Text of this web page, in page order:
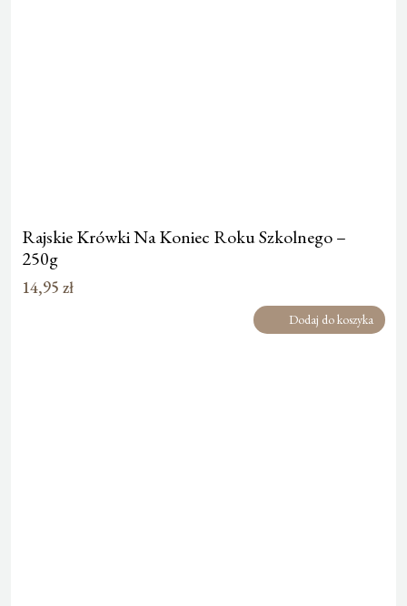
Rajskie Krówki Na Koniec Roku Szkolnego –
250g
14,95 zł
Dodaj do koszyka